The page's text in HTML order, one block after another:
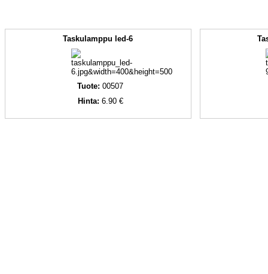
Taskulamppu led-6
Tuote:00507
Hinta: 6.90 €